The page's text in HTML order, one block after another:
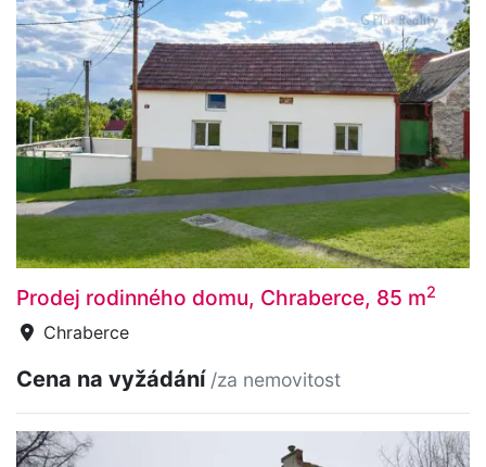
Prodej rodinného domu, Chraberce, 85 m2
Chraberce
Cena na vyžádání /za nemovitost